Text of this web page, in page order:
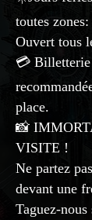
toutes
Ouvert tous
💳 Billetterie
place.
📸
VISITE !
Ne partez
devant une
Taguez-